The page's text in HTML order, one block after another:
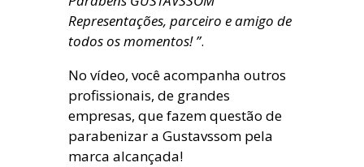
Representações, parceiro e amigo de
todos os momentos! ”.
No vídeo, você acompanha outros
profissionais, de grandes
empresas, que fazem questão de
parabenizar a Gustavssom pela
marca alcançada!